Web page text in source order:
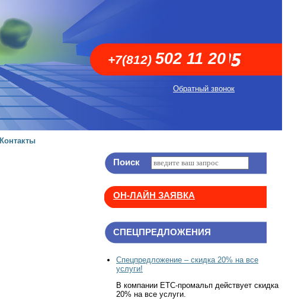
+7(812) 502 11 20
Обратный звонок
Контакты
Поиск
ОН-ЛАЙН ЗАЯВКА
СПЕЦПРЕДЛОЖЕНИЯ
Спецпредложение – скидка 20% на все
услуги!
В компании ЕТС-промальп действует скидка
20% на все услуги.